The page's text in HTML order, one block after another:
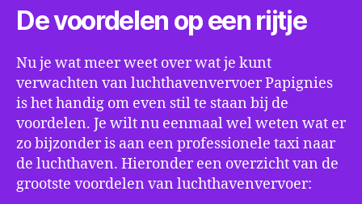
De voordelen op een rijtje
Nu je wat meer weet over wat je kunt
verwachten van luchthavenvervoer Papignies
is het handig om even stil te staan bij de
voordelen. Je wilt nu eenmaal wel weten wat er
zo bijzonder is aan een professionele taxi naar
de luchthaven. Hieronder een overzicht van de
grootste voordelen van luchthavenvervoer: